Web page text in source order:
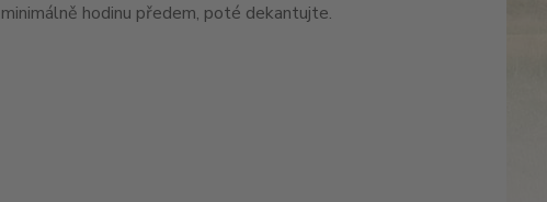
hodinu předem, poté dekantujte.